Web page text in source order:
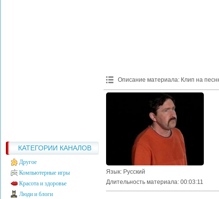
КАТЕГОРИИ КАНАЛОВ
Другое
Компьютерные игры
Красота и здоровье
Люди и блоги
Описание материала: Клип на
Язык: Русский
Длительность материала: 00:03:11